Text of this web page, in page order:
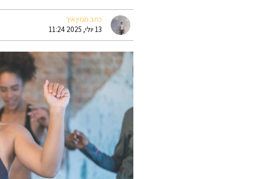
כתב מגזין איך
13 יולי, 2025 11:24